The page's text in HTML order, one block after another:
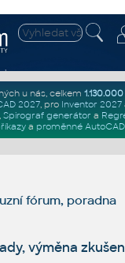
u nás, celkem 1.130.000
2027, pro Inventor 2027
Spirograf generátor a
a proměnné
fórum, poradna
výměna